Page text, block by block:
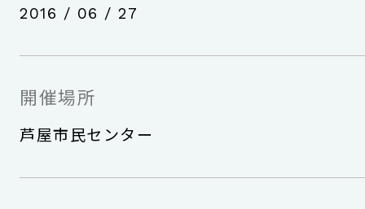
2016 / 06 / 27
開催場所
芦屋市民センター